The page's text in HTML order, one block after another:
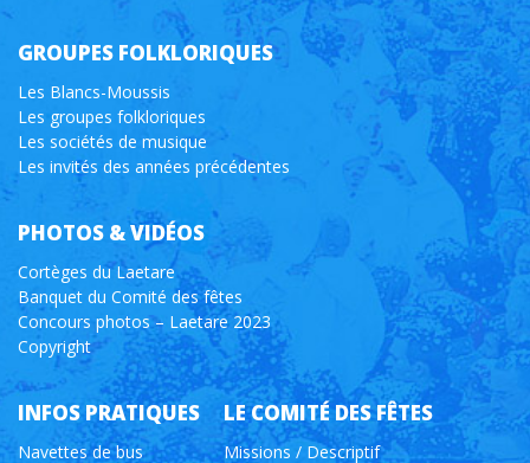
GROUPES FOLKLORIQUES
Les Blancs-Moussis
Les groupes folkloriques
Les sociétés de musique
Les invités des années précédentes
PHOTOS & VIDÉOS
Cortèges du Laetare
Banquet du Comité des fêtes
Concours photos – Laetare 2023
Copyright
INFOS PRATIQUES
Navettes de bus
LE COMITÉ DES FÊTES
Missions / Descriptif